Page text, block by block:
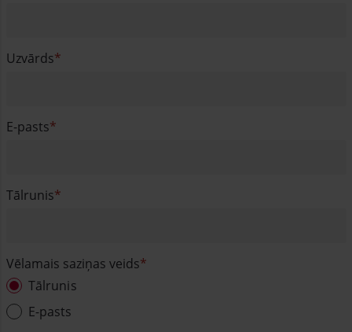
Uzvārds
E-pasts
Tālrunis
Vēlamais saziņas veids
Tālrunis
E-pasts